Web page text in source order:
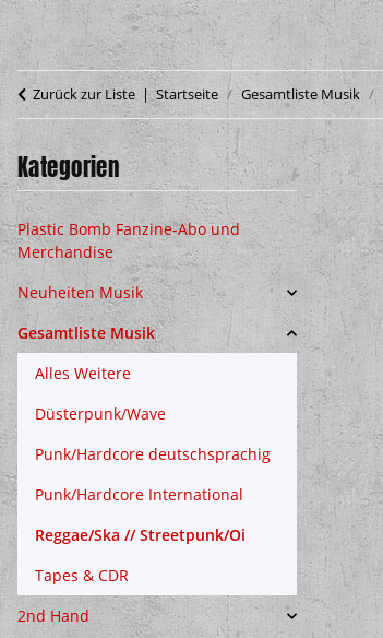
Zurück zur Liste Startseite Gesamtliste Musik
Kategorien
Plastic Bomb Fanzine-Abo und
Merchandise
Neuheiten Musik
Gesamtliste Musik
Alles Weitere
Düsterpunk/Wave
Punk/Hardcore deutschsprachig
Punk/Hardcore International
Reggae/Ska // Streetpunk/Oi
Tapes & CDR
2nd Hand